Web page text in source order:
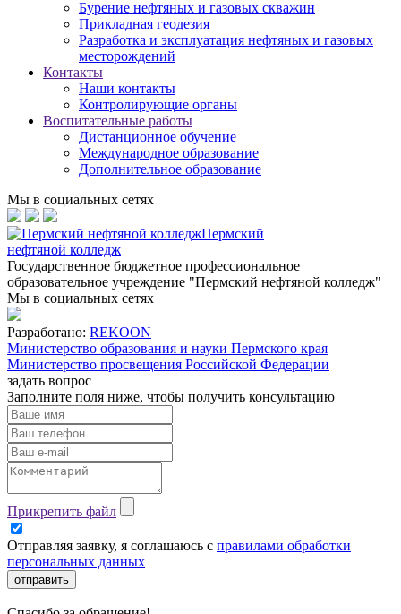
Бурение нефтяных и газовых скважин
Прикладная геодезия
Разработка и эксплуатация нефтяных и газовых
месторождений
Контакты
Наши контакты
Контролирующие органы
Воспитательные работы
Дистанционное обучение
Международное образование
Дополнительное образование
Мы в социальных сетях
Пермский
нефтяной колледж
Государственное бюджетное профессиональное
образовательное учреждение "Пермский нефтяной колледж"
Мы в социальных сетях
Разработано: REKOON
Министерство образования и науки Пермского края
Министерство просвещения Российской Федерации
задать вопрос
Заполните поля ниже, чтобы получить консультацию
Прикрепить файл
Отправляя заявку, я соглашаюсь с правилами обработки
персональных данных
отправить